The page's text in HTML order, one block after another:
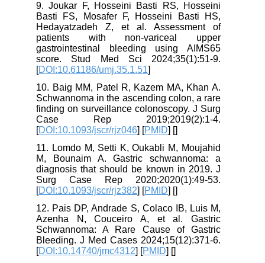
9. Joukar F, Hosseini Basti RS, Hosseini
Basti FS, Mosafer F, Hosseini Basti HS,
Hedayatzadeh Z, et al. Assessment of
patients with non-variceal upper
gastrointestinal bleeding using AIMS65
score. Stud Med Sci 2024;35(1):51-9.
[DOI:10.61186/umj.35.1.51
10. Baig MM, Patel R, Kazem MA, Khan A.
Schwannoma in the ascending colon, a rare
finding on surveillance colonoscopy. J Surg
Case Rep 2019;2019(2):1-4.
[DOI:10.1093/jscr/rjz046] [PMID] [
11. Lomdo M, Setti K, Oukabli M, Moujahid
M, Bounaim A. Gastric schwannoma: a
diagnosis that should be known in 2019. J
Surg Case Rep 2020;2020(1):49-53.
[DOI:10.1093/jscr/rjz382] [PMID] [
12. Pais DP, Andrade S, Colaco IB, Luis M,
Azenha N, Couceiro A, et al. Gastric
Schwannoma: A Rare Cause of Gastric
Bleeding. J Med Cases 2024;15(12):371-6.
[DOI:10.14740/jmc4312] [PMID] [